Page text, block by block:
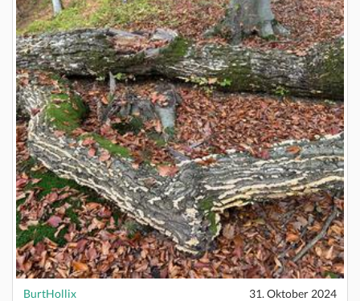
BurtHollix
31. Oktober 2024